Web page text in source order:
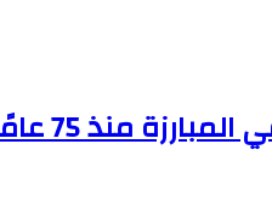
منذ 75 عامًا